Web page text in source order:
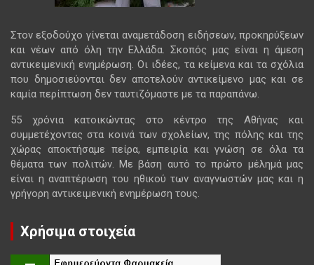
Στον εξοδούχο γίνεται αναμετάδοση ειδήσεων, προκηρύξεων
και νέων από όλη την Ελλάδα. Σκοπός μας είναι η άμεση
αντικειμενική ενημέρωση. Οι ιδέες, τα κείμενα και τα σχόλια
που δημοσιεύονται δεν αποτελούν αντικείμενο μας και σε
καμία περίπτωση δεν ταυτιζόμαστε με τα παραπάνω.
55 χρόνια κατοικώντας στο κέντρο της Αθήνας και
συμμετέχοντας στα κοινά των σχολείων, της πόλης και της
χώρας αποκτήσαμε πείρα, εμπειρία και γνώση σε όλα τα
θέματα των πολιτών. Με βάση αυτό το πρώτο μέλημά μας
είναι η αναπτέρωση του ηθικού των αναγνωστών μας και η
γρήγορη αντικειμενική ενημέρωση τους.
Χρήσιμα στοιχεία